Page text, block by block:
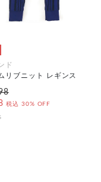
ド
リブニット レギンス
税込 30% OFF